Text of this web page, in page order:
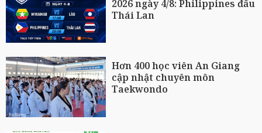
2026 ngày 4/8: Philippines đấu
Thái Lan
Hơn 400 học viên An Giang
cập nhật chuyên môn
Taekwondo